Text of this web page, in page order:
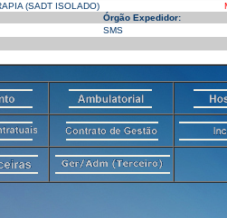
(SADT ISOLADO)
Órgão Expedidor:
SMS